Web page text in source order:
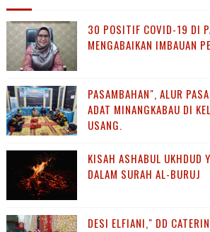
30 POSITIF COVID-19 DI
MENGABAIKAN IMBAUAN
PASAMBAHAN", ALUR
ADAT MINANGKABAU DI
USANG.
KISAH ASHABUL UKHDUD
DALAM SURAH AL-BURUJ
DESI ELFIANI," DD